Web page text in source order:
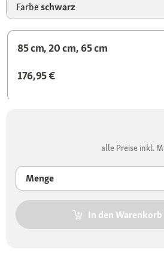
Farbeschwarz
85 cm, 20 cm, 65 cm
176,95 €
alle Preise inkl.
Menge
In den Warenkorb